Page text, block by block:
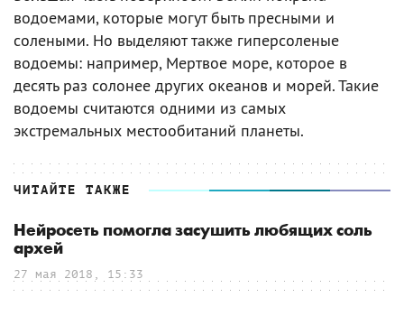
водоемами, которые могут быть пресными и
солеными. Но выделяют также гиперсоленые
водоемы: например, Мертвое море, которое в
десять раз солонее других океанов и морей. Такие
водоемы считаются одними из самых
экстремальных местообитаний планеты.
ЧИТАЙТЕ ТАКЖЕ
Нейросеть помогла засушить любящих соль
архей
27 мая 2018, 15:33